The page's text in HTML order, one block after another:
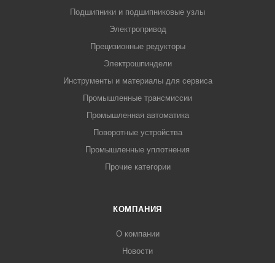
Подшипники и подшипниковые узлы
Электропривод
Прецизионные редукторы
Электрошпиндели
Инструменты и материалы для сервиса
Промышленные трансмиссии
Промышленная автоматика
Поворотные устройства
Промышленные уплотнения
Прочие категории
КОМПАНИЯ
О компании
Новости